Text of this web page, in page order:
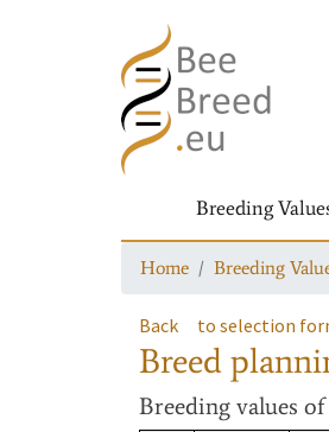
Breeding
Home Breeding
Back to selection
Breed
Breeding values of